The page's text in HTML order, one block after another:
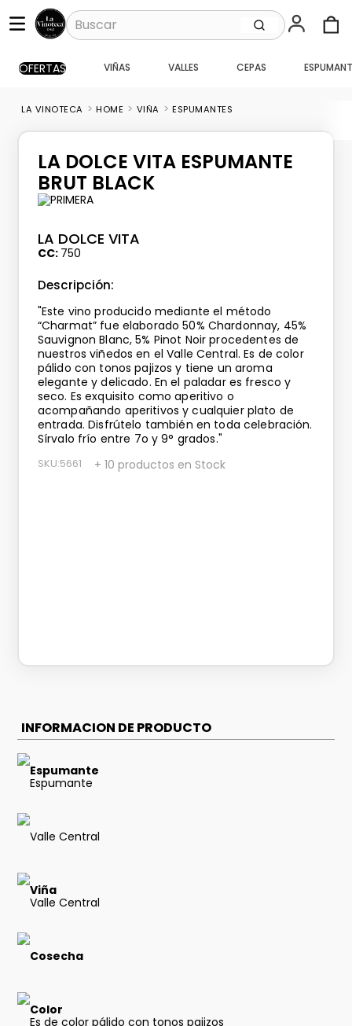
Buscar
OFERTAS VIÑAS VALLES CEPAS
HOME VIÑA ESPUMANTES
LA DOLCE VITA
CC 750
Descripción:
"Este vino producido mediante el método
“Charmat” fue elaborado 50% Chardonnay, 45%
Sauvignon Blanc, 5% Pinot Noir procedentes de
nuestros viñedos en el Valle Central. Es de color
pálido con tonos pajizos y tiene un aroma
elegante y delicado. En el paladar es fresco y
seco. Es exquisito como aperitivo o
acompañando aperitivos y cualquier plato de
entrada. Disfrútelo también en toda celebración.
Sírvalo frío entre 7o y 9° grados."
SKU:5661 + 10 productos en Stock
LA DOLCE VITA ESPUMANTE
BRUT BLACK
INFORMACION DE PRODUCTO
Espumante
Espumante
Valle Central
Viña
Valle Central
Cosecha
Color
Es de color pálido con tonos pajizos
TÉRMINOS MÁS BUSCADOS
carmenere
santa ema
bouchon
pisco
reserva
. montes